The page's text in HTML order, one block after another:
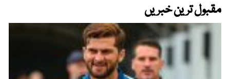
مقبول ترین خبریں